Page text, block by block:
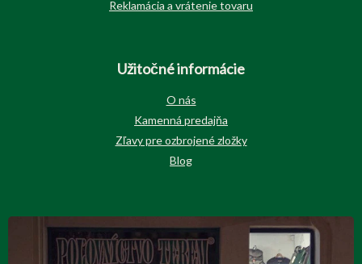
Reklamácia a vrátenie tovaru
Užitočné informácie
O nás
Kamenná predajňa
Zľavy pre ozbrojené zložky
Blog